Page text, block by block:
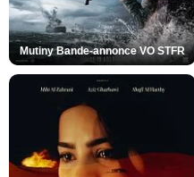
Mutiny Bande-annonce VO STFR